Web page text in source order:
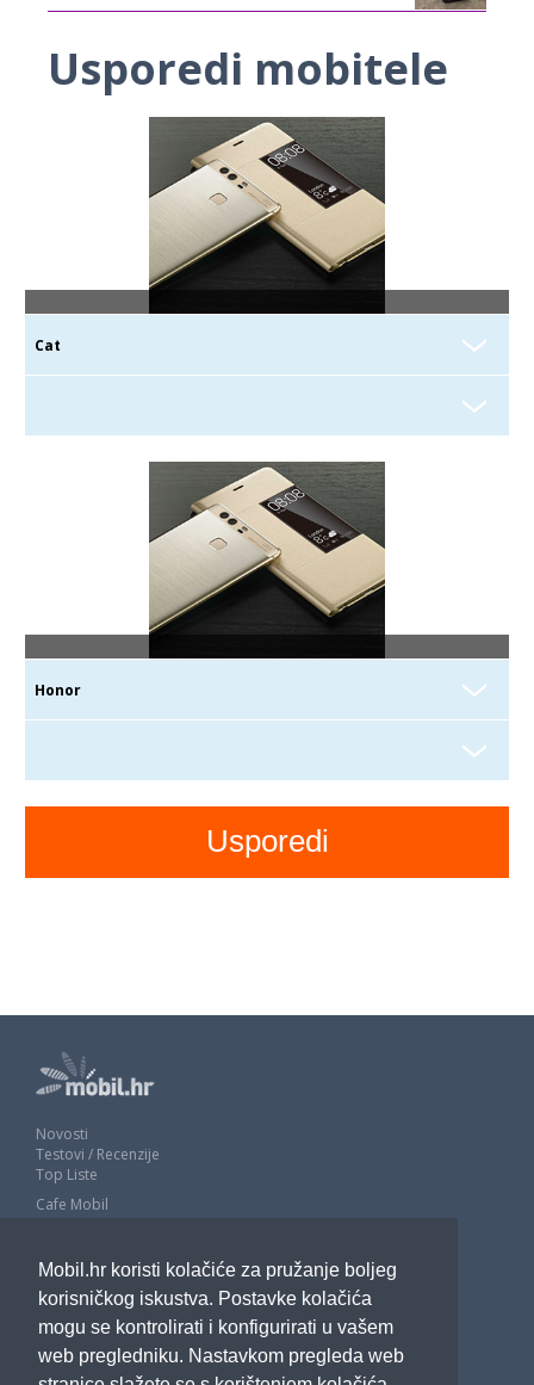
Mobil.hr koristi kolačiće za pružanje boljeg
korisničkog iskustva. Postavke kolačića
mogu se kontrolirati i konfigurirati u vašem
web pregledniku. Nastavkom pregleda web
Usporedi mobitele
Novosti
Testovi / Recenzije
Top Liste
Cafe Mobil
Impressum
Marketing
Pravne odredbe
Izjava o privatnosti